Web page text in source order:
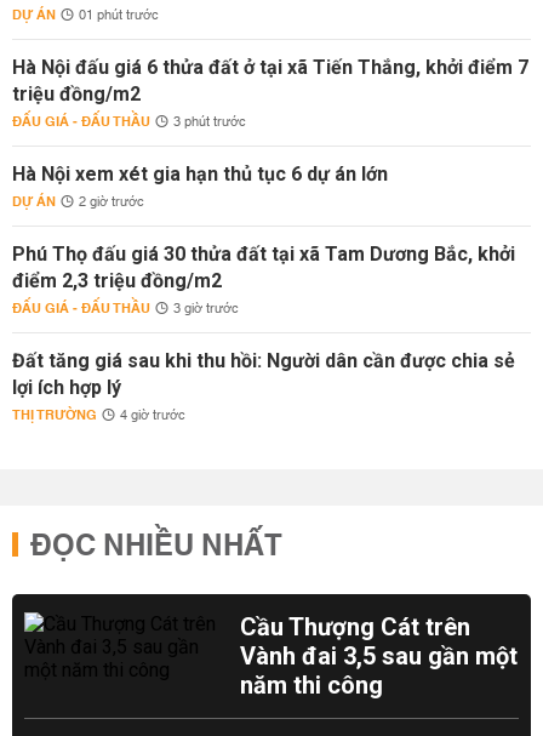
DỰ ÁN 01 phút trước
Hà Nội đấu giá 6 thửa đất ở tại xã Tiến Thắng, khởi điểm 7
triệu đồng/m2
ĐẤU GIÁ - ĐẤU THẦU 3 phút trước
Hà Nội xem xét gia hạn thủ tục 6 dự án lớn
DỰ ÁN 2 giờ trước
Phú Thọ đấu giá 30 thửa đất tại xã Tam Dương Bắc, khởi
điểm 2,3 triệu đồng/m2
ĐẤU GIÁ - ĐẤU THẦU 3 giờ trước
Đất tăng giá sau khi thu hồi: Người dân cần được chia sẻ
lợi ích hợp lý
THỊ TRƯỜNG 4 giờ trước
ĐỌC NHIỀU NHẤT
Cầu Thượng Cát trên
Vành đai 3,5 sau gần một
năm thi công